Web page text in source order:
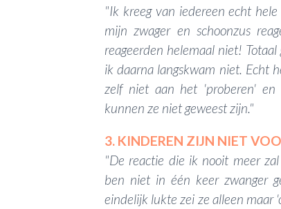
"Ik kreeg van iedereen echt
mijn zwager en schoonzus
reageerden helemaal niet!
ik daarna langskwam niet. Echt
zelf niet aan het 'proberen' en
kunnen ze niet geweest zijn."
3. KINDEREN ZIJN NIET
"De reactie die ik nooit meer
ben niet in één keer zwanger
eindelijk lukte zei ze alleen maar